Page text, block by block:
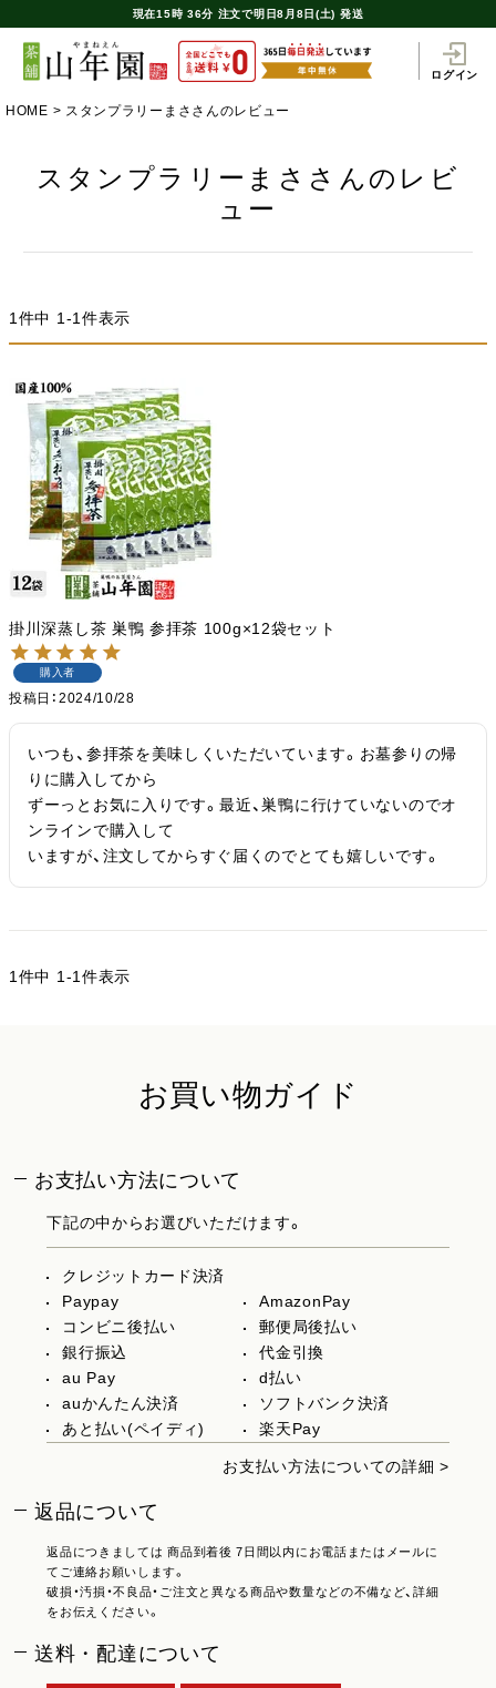
現在15時 36分 注文で明日8月8日(土) 発送
ログイン
HOME スタンプラリーまささんのレビュー
スタンプラリーまささんのレビ
ュー
1 件中 1 -1 件表示
掛川深蒸し茶 巣鴨 参拝茶 100g×12袋セット
購入者
投稿日 2024/10/28
いつも、参拝茶を美味しくいただいています。お墓参りの帰
りに購入してから
ずーっとお気に入りです。最近、巣鴨に行けていないのでオ
ンラインで購入して
いますが、注文してからすぐ届くのでとても嬉しいです。
1 件中 1 -1 件表示
お買い物ガイド
お支払い方法について
下記の中からお選びいただけます。
クレジットカード決済
Paypay
AmazonPay
コンビニ後払い
郵便局後払い
銀行振込
代金引換
au Pay
d払い
auかんたん決済
ソフトバンク決済
あと払い(ペイディ)
楽天Pay
お支払い方法についての詳細 >
返品について
返品につきましては 商品到着後 7日間以内にお電話またはメールに
てご連絡お願いします。
破損・汚損・不良品・ご注文と異なる商品や数量などの不備など、詳細
をお伝えください。
送料・配達について